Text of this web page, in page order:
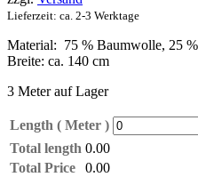
Lieferzeit: ca. 2-3 Werktage
Material: 75 % Baumwolle, 25
Breite: ca. 140 cm
3 Meter auf Lager
Length ( Meter )
Total length 0.00
Total Price
0.00